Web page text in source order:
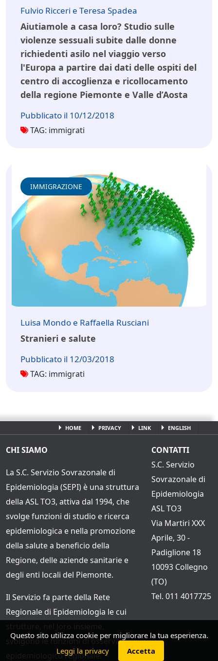
Fulvio Ricceri e Teresa Spadea
Aiutiamole a casa loro? Studio sulle
violenze sessuali subite dalle donne
richiedenti asilo nel viaggio verso
l'Europa a partire dai dati delle ospiti del
centro di accoglienza e ricollocamento
della regione Piemonte e Valle d’Aosta
Pubblicato il 10/12/2018
TAG: immigrati
IMMIGRAZIONE
Luisa Mondo e Raffaella Rusciani
Stranieri e salute
Pubblicato il 12/03/2018
TAG: immigrati
HOME PRIVACY LINK ENGLISH
CHI SIAMO
La S.C. Servizio Sovrazonale di
Epidemiologia (SEPI) è una struttura
della ASL TO3, attiva dal 1994, che
svolge funzioni di studio e ricerca
epidemiologica e nella promozione
della salute a beneficio della
Regione, delle aziende sanitarie e
degli enti locali del Piemonte.
Il Servizio fa parte della Rete
Regionale di Epidemiologia le cui
svolgono le funzioni di osservatorio
epidemiologico regionale.
CONTATTI
S.C. Servizio
Sovrazonale di
Epidemiologia
ASL TO3
Via Martiri XXX
Aprile, 30 -
Padiglione 18
10093 Collegno
(TO)
Tel. 011 4017725
Questo sito utilizza cookie per migliorare la tua esperienza.
Leggi la privacy
Accetta